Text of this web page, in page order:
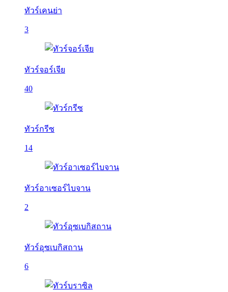
ทัวร์เคนย่า
3
ทัวร์จอร์เจีย
40
ทัวร์กรีซ
14
ทัวร์อาเซอร์ไบจาน
2
ทัวร์อุซเบกิสถาน
6